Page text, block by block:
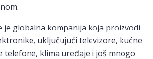
je globalna kompanija koja proizvodi
uključujući televizore, kućne
telefone, klima uređaje i još mnogo